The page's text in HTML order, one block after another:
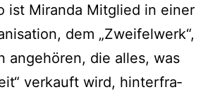
ist Miranda Mitglied in einer
dem „Zweifelwerk“,
ange­hö­ren, die alles, was
ver­kauft wird, hin­ter­fra­